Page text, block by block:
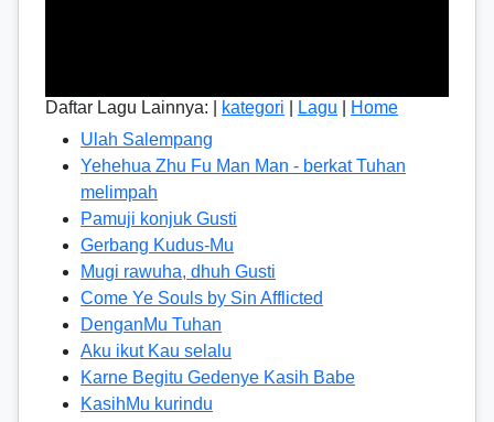
Daftar Lagu Lainnya: | kategori Lagu
Home
Ulah Salempang
Yehehua Zhu Fu Man Man - berkat Tuhan
melimpah
Pamuji konjuk Gusti
Gerbang Kudus-Mu
Mugi rawuha, dhuh Gusti
Come Ye Souls by Sin Afflicted
DenganMu Tuhan
Aku ikut Kau selalu
Karne Begitu Gedenye Kasih Babe
KasihMu kurindu